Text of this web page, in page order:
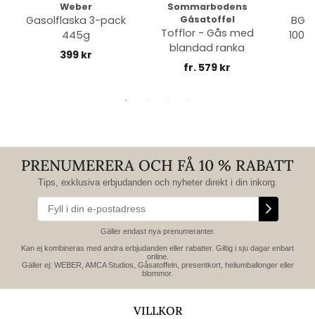
Weber
Gasolflaska 3-pack
445g
399 kr
Sommarbodens
Gåsatoffel
Tofflor - Gås med
blandad ranka
fr. 579 kr
PRENUMERERA OCH FÅ 10 % RABATT
Tips, exklusiva erbjudanden och nyheter direkt i din inkorg.
Gäller endast nya prenumeranter.
Kan ej kombineras med andra erbjudanden eller rabatter. Giltig i sju dagar enbart
online.
Gäller ej: WEBER, AMCA Studios, Gåsatoffeln, presentkort, heliumballonger eller
blommor.
VILLKOR